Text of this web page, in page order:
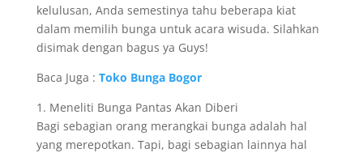
kelulusan, Anda semestinya tahu beberapa kiat
dalam memilih bunga untuk acara wisuda. Silahkan
disimak dengan bagus ya Guys!
Baca Juga : Toko Bunga Bogor
1. Meneliti Bunga Pantas Akan Diberi
Bagi sebagian orang merangkai bunga adalah hal
yang merepotkan. Tapi, bagi sebagian lainnya hal